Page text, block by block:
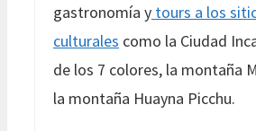
gastronomía y tours a los
culturales como la Ciudad
de los 7 colores, la montaña
la montaña Huayna Picchu.